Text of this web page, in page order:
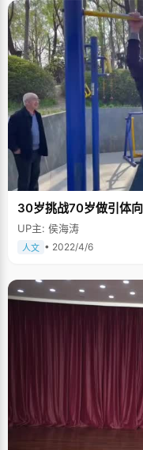
30岁挑战70岁做引体
UP主: 侯海涛
人文 • 2022/4/6